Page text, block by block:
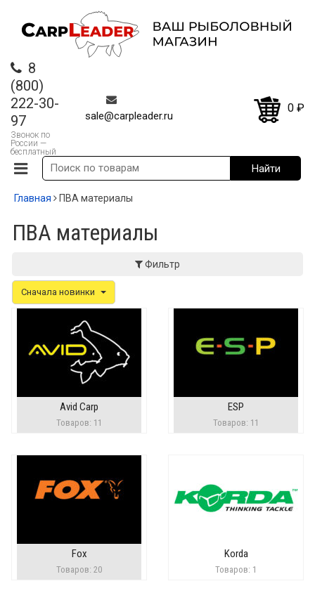
8
(800)
222-30-
97
Звонок по
России —
бесплатный
sale@carpleader.ru
0 ₽
Главная ПВА материалы
ПВА материалы
Фильтр
Сначала новинки
Avid Carp
Товаров: 11
ESP
Товаров: 11
Fox
Товаров: 20
Korda
Товаров: 1